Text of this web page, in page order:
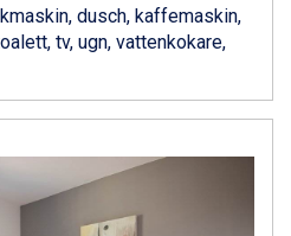
kr.
kr.
dusch, kaffemaskin,
tv, ugn, vattenkokare,